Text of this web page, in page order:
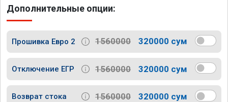
Дополнительные опции:
Прошивка Евро 2 1560000 320000 сум
Отключение ЕГР 1560000 320000 сум
Возврат стока 1560000 320000 сум